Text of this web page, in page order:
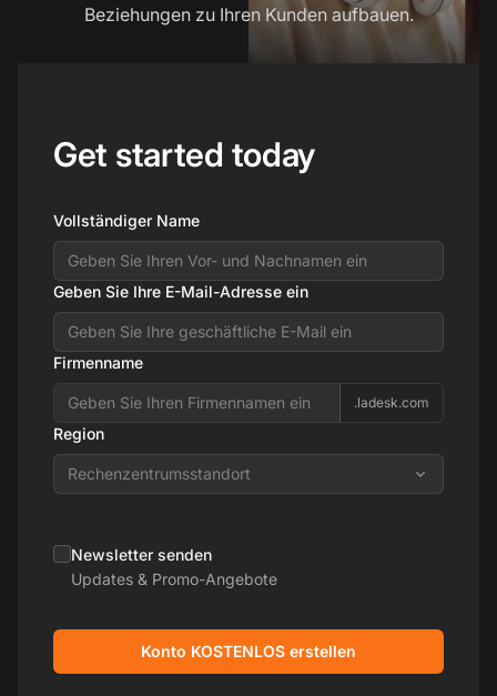
Beziehungen zu Ihren Kunden aufbauen.
Get started today
Vollständiger Name
Geben Sie Ihre E-Mail-Adresse ein
Firmenname
.ladesk.com
Region
Rechenzentrumsstandort
Newsletter senden
Updates & Promo-Angebote
Konto KOSTENLOS erstellen